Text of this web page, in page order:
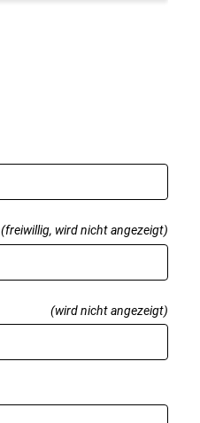
(freiwillig, wird nicht angezeigt)
(wird nicht angezeigt)